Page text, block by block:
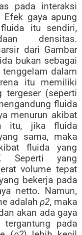
pada interaksi
gaya apung
itu sendiri,
densitas.
dari Gambar
bukan sebagai
dalam
itu memiliki
tergeser (seperti
fluida
menurun akibat
itu, jika fluida
sama, maka
fluida yang
Seperti yang
volume tepat
bekerja pada
netto. Namun,
adalah ρ2, maka
akan ada gaya
pada